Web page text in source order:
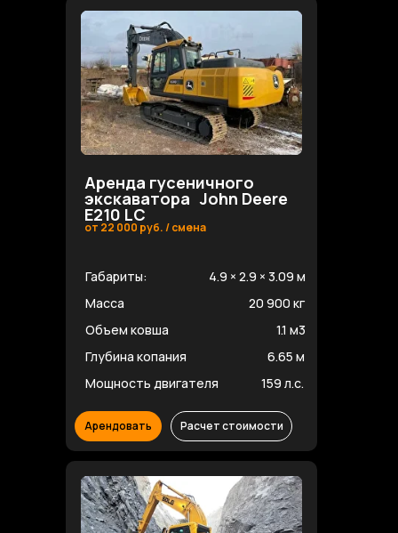
Аренда гусеничного
экскаватора John Deere
E210 LC
от 22 000 руб. / смена
Габариты:
4.9 × 2.9 × 3.09 м
Масса
20 900 кг
Объем ковша
1.1 м3
Глубина копания
6.65 м
Мощность двигателя
159 л.с.
Арендовать Расчет стоимости